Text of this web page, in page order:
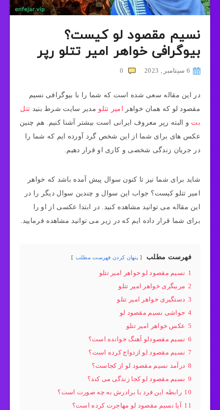
نسیم مقصود لو کیست؟
بیوگرافی خواهر امیر تتلو رپر
6 سپتامبر , 2023 0
در این مقاله سعی شده است که شما را با بیوگرافی نسیم
مقصود لو که همان خواهر
امیر تتلو مدیر سایت شرط بنید تتل
بت و البته رپر معروف ایرانی است بیشتر آشنا کنیم. هم چنین
عکس های برای شما از این شخص گرد آورده ایم که شما را
در جریان زندگی شخصی و کاری او قرار دهیم.
شاید برای شما نیز تا کنون سوال پیش آمده باشد که خواهر
امیر تتلو کیست؟ جواب این سوال و چندین سوال دیگر را در
این مقاله می توانید مشاهده کنید. در ابتدا عکسی از او را
برای شما قرار داده ایم که در زیر می توانید مشاهده فرمایید.
فهرست مطلب پنهان کردن فهرست مطلب
1 نسیم مقصود لو خواهر امیر تتلو
2 مربیگری خواهر امیر تتلو
3 دستگیری خواهر امیر تتلو
4 حواشی نسیم مقصود لو
5 عکس خواهر امیر تتلو
6 نسیم مقصودلو آهنگ خوانده است؟
7 نسیم مقصود لو ازدواج کرده است؟
8 درآمد نسیم مقصود لو از کجاست؟
9 نسیم مقصود لو کجا زندگی می کند؟
10 رابطه این فرد با برادرش به چه صورت است؟
11
آیا نسیم مقصود لو مهاجرت کرده است؟